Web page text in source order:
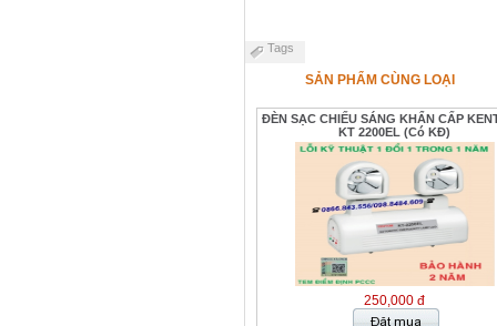
Tags
SẢN PHẨM CÙNG LOẠI
ĐÈN SẠC CHIẾU SÁNG KHẨN CẤP
KT 2200EL (Có KĐ)
250,000 đ